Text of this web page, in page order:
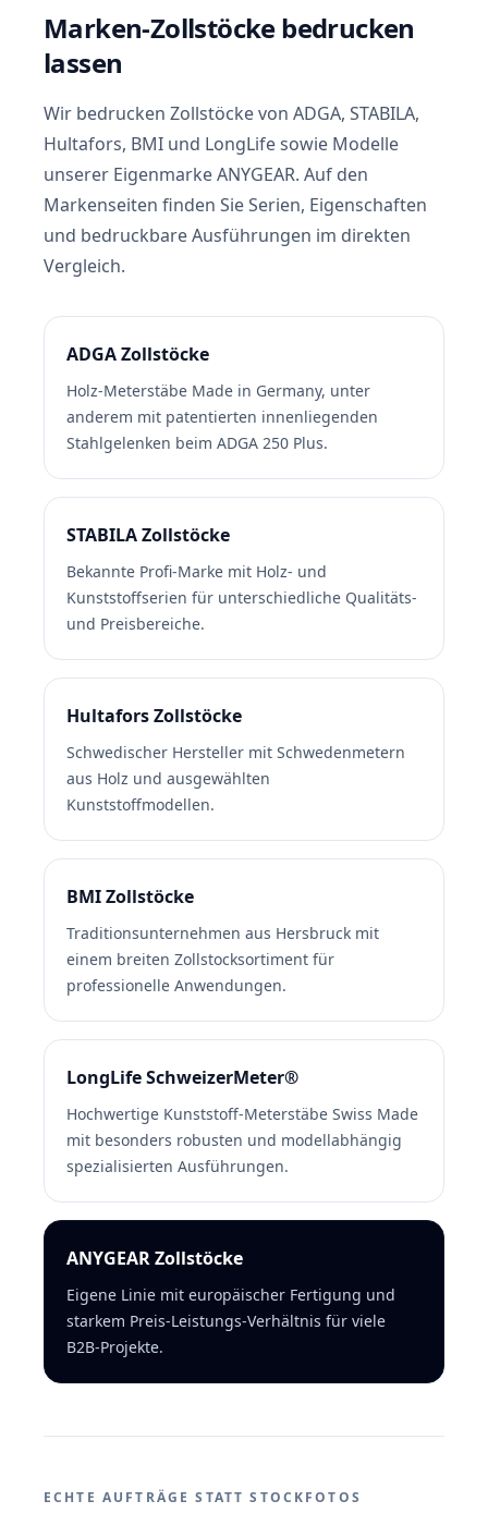
Marken-Zollstöcke bedrucken
lassen
Wir bedrucken Zollstöcke von ADGA, STABILA,
Hultafors, BMI und LongLife sowie Modelle
unserer Eigenmarke ANYGEAR. Auf den
Markenseiten finden Sie Serien, Eigenschaften
und bedruckbare Ausführungen im direkten
Vergleich.
ADGA Zollstöcke
Holz-Meterstäbe Made in Germany, unter
anderem mit patentierten innenliegenden
Stahlgelenken beim ADGA 250 Plus.
STABILA Zollstöcke
Bekannte Profi-Marke mit Holz- und
Kunststoffserien für unterschiedliche Qualitäts-
und Preisbereiche.
Hultafors Zollstöcke
Schwedischer Hersteller mit Schwedenmetern
aus Holz und ausgewählten
Kunststoffmodellen.
BMI Zollstöcke
Traditionsunternehmen aus Hersbruck mit
einem breiten Zollstocksortiment für
professionelle Anwendungen.
LongLife SchweizerMeter®
Hochwertige Kunststoff-Meterstäbe Swiss Made
mit besonders robusten und modellabhängig
spezialisierten Ausführungen.
ANYGEAR Zollstöcke
Eigene Linie mit europäischer Fertigung und
starkem Preis-Leistungs-Verhältnis für viele
B2B-Projekte.
ECHTE AUFTRÄGE STATT STOCKFOTOS